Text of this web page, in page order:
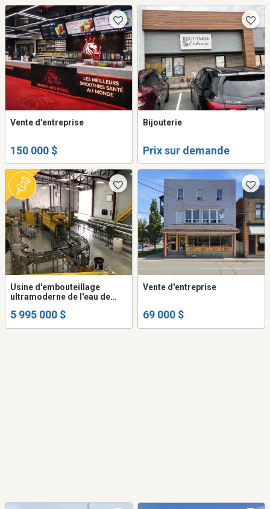
Vente d'entreprise
150 000 $
Bijouterie
Prix sur demande
Usine d'embouteillage
ultramoderne de l'eau de
5 995 000 $
Vente d'entreprise
69 000 $